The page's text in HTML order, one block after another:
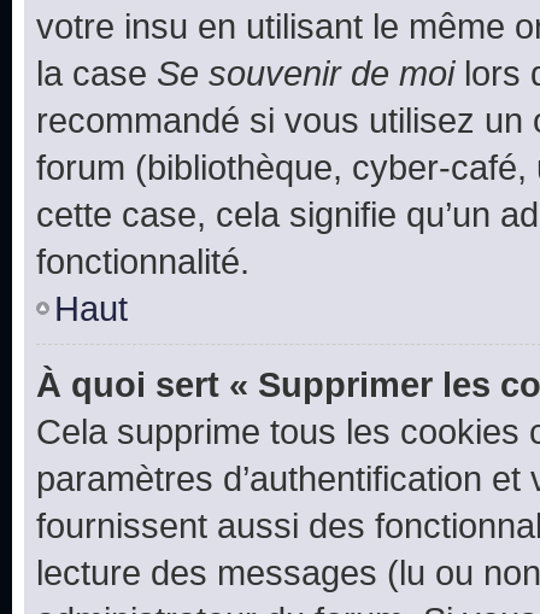
votre insu en utilisant le même
la case Se souvenir de moilors
recommandé si vous utilisez
forum (bibliothèque, cyber-
cette case, cela signifie qu’un
fonctionnalité.
Haut
À quoi sert « Supprimer les
Cela supprime tous les cookies
paramètres d’authentification
fournissent aussi des
lecture des messages (lu ou